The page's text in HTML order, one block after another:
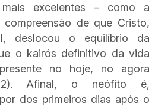
excelentes – como a
de que Cristo,
deslocou o equilíbrio da
o kairós definitivo da vida
no hoje, no agora
Afinal, o neófito é,
dos primeiros dias após o